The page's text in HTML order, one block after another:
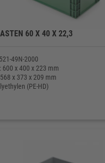
60 X 40 X 22,3
521-49N-2000
: 600 x 400 x 223 mm
x 373 x 209 mm
(PE-HD)